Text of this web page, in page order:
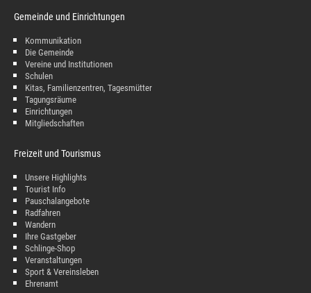
Gemeinde und Einrichtungen
Kommunikation
Die Gemeinde
Vereine und Institutionen
Schulen
Kitas, Familienzentren, Tagesmütter
Tagungsräume
Einrichtungen
Mitgliedschaften
Freizeit und Tourismus
Unsere Highlights
Tourist Info
Pauschalangebote
Radfahren
Wandern
Ihre Gastgeber
Schlinge-Shop
Veranstaltungen
Sport & Vereinsleben
Ehrenamt